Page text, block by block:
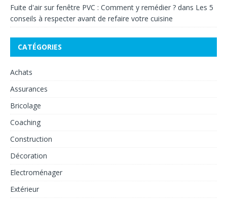
Fuite d'air sur fenêtre PVC : Comment y remédier ? dans Les 5
conseils à respecter avant de refaire votre cuisine
CATÉGORIES
Achats
Assurances
Bricolage
Coaching
Construction
Décoration
Electroménager
Extérieur